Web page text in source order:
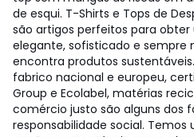
de esqui. T-Shirts e Tops de
são artigos perfeitos para
elegante, sofisticado e sempre
encontra produtos
fabrico nacional e europeu,
Group e Ecolabel, matérias
comércio justo são alguns dos
responsabilidade social.